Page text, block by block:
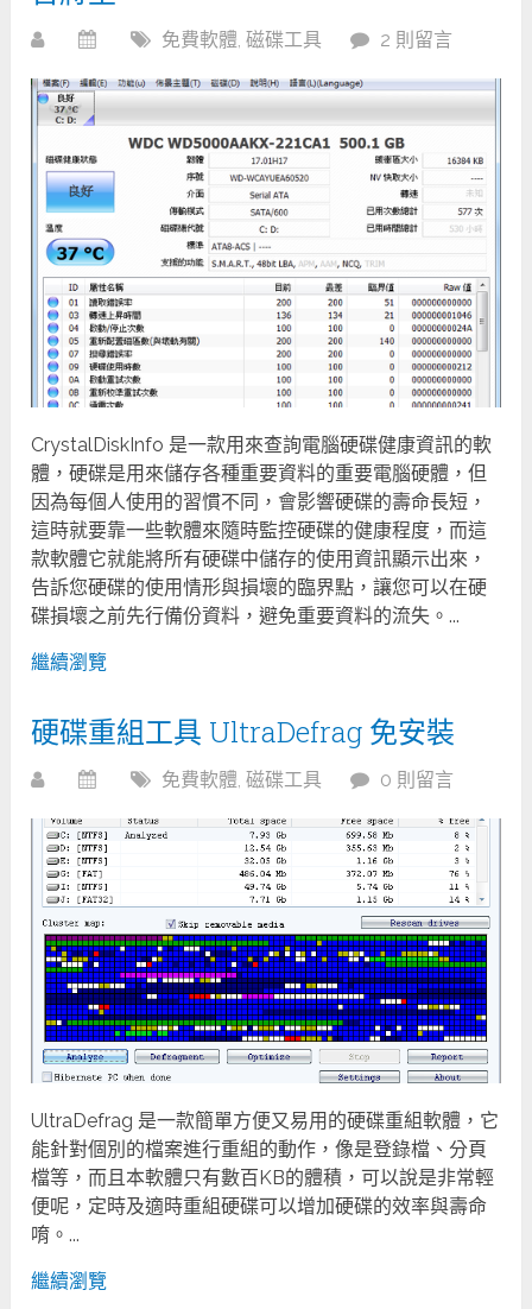
免費軟體,磁碟工具 2 則留言
CrystalDiskInfo 是一款用來查詢電腦硬碟健康資訊的軟
體，硬碟是用來儲存各種重要資料的重要電腦硬體，但
因為每個人使用的習慣不同，會影響硬碟的壽命長短，
這時就要靠一些軟體來隨時監控硬碟的健康程度，而這
款軟體它就能將所有硬碟中儲存的使用資訊顯示出來，
告訴您硬碟的使用情形與損壞的臨界點，讓您可以在硬
碟損壞之前先行備份資料，避免重要資料的流失。...
繼續瀏覽
硬碟重組工具 UltraDefrag 免安裝
免費軟體,磁碟工具 0 則留言
UltraDefrag 是一款簡單方便又易用的硬碟重組軟體，它
能針對個別的檔案進行重組的動作，像是登錄檔、分頁
檔等，而且本軟體只有數百KB的體積，可以說是非常輕
便呢，定時及適時重組硬碟可以增加硬碟的效率與壽命
唷。...
繼續瀏覽